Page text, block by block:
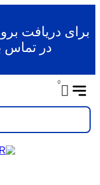
برای دریافت
در تماس
0